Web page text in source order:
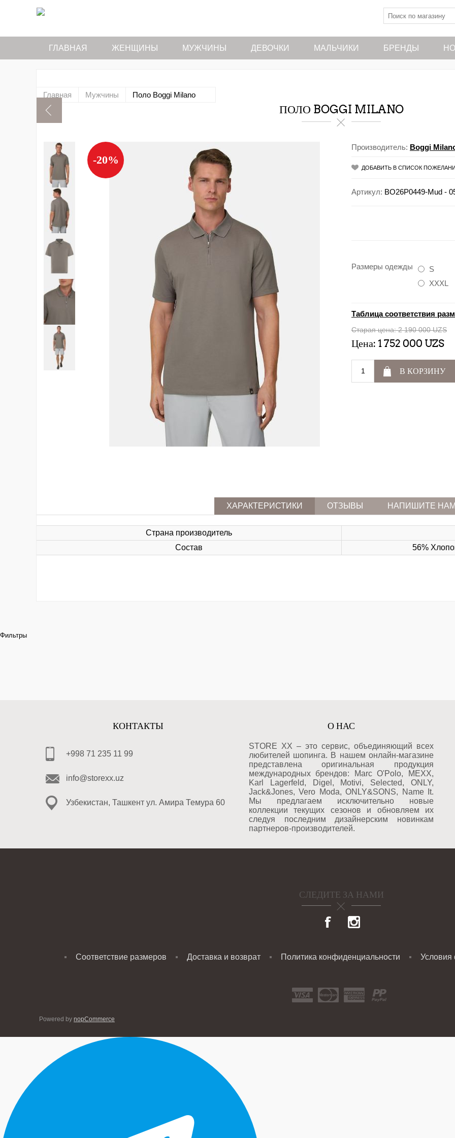
ГЛАВНАЯ ЖЕНЩИНЫ МУЖЧИНЫ ДЕВОЧКИ МАЛЬЧИКИ БРЕНДЫ
Главная Мужчины Поло Boggi Milano
ПОЛО BOGGI MILANO
-20%
Производитель: Boggi
ДОБАВИТЬ В СПИСОК
Артикул: BO26P0449-Mud -
Размеры одежды
S
XXXL
Таблица соответствия
Старая цена: 2 190 000 UZS
Цена: 1 752 000 UZS
В КОРЗИНУ
ХАРАКТЕРИСТИКИ ОТЗЫВЫ НАПИШИТЕ НАМ
Страна производитель
Состав
56%
Фильтры
КОНТАКТЫ
+998 71 235 11 99
info@storexx.uz
Узбекистан, Ташкент ул. Амира Темура 60
О НАС
STORE XX – это сервис, объединяющий всех
любителей шопинга. В нашем онлайн-магазине
представлена оригинальная продукция
международных брендов: Marc O'Polo, MEXX,
Karl Lagerfeld, Digel, Motivi, Selected, ONLY,
Jack&Jones, Vero Moda, ONLY&SONS, Name It.
Мы предлагаем исключительно новые
коллекции текущих сезонов и обновляем их
следуя последним дизайнерским новинкам
партнеров-производителей.
СЛЕДИТЕ ЗА НАМИ
Соответствие размеров Доставка и возврат Политика конфиденциальности Условия
Powered by nopCommerce